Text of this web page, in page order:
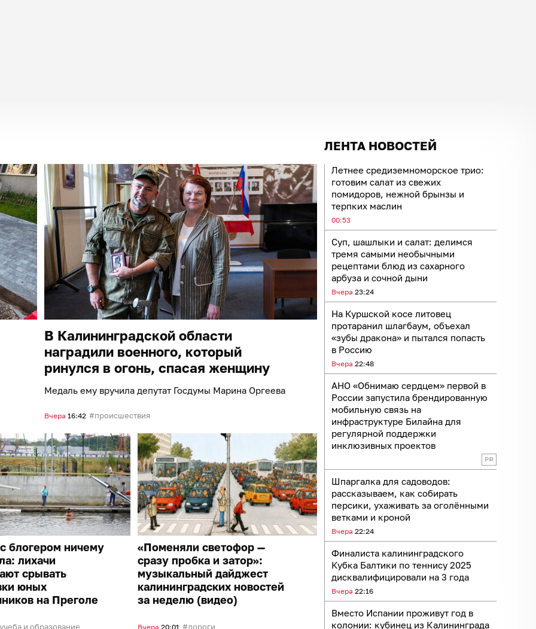
ЛЕНТА НОВОСТЕЙ
Летнее средиземноморское трио:
готовим салат из свежих
помидоров, нежной брынзы и
терпких маслин
00:53
Суп, шашлыки и салат: делимся
тремя самыми необычными
рецептами блюд из сахарного
арбуза и сочной дыни
Вчера 23:24
На Куршской косе литовец
протаранил шлагбаум, объехал
«зубы дракона» и пытался попасть
в Россию
Вчера 22:48
АНО «Обнимаю сердцем» первой в
России запустила брендированную
мобильную связь на
инфраструктуре Билайна для
регулярной поддержки
инклюзивных проектов
Шпаргалка для садоводов:
рассказываем, как собирать
персики, ухаживать за оголёнными
ветками и кроной
Вчера 22:24
Финалиста калининградского
Кубка Балтики по теннису 2025
дисквалифицировали на 3 года
Вчера 22:16
Вместо Испании проживут год в
колонии: кубинец из Калининграда
В Калининградской области
наградили военного, который
ринулся в огонь, спасая женщину
Медаль ему вручила депутат Госдумы Марина Оргеева
Вчера 16:42 происшествия
блогером ничему
лихачи
срывать
юных
на Преголе
учеба и образование
«Поменяли светофор —
сразу пробка и затор»:
музыкальный дайджест
калининградских новостей
за неделю (видео)
Вчера 20:01 дороги